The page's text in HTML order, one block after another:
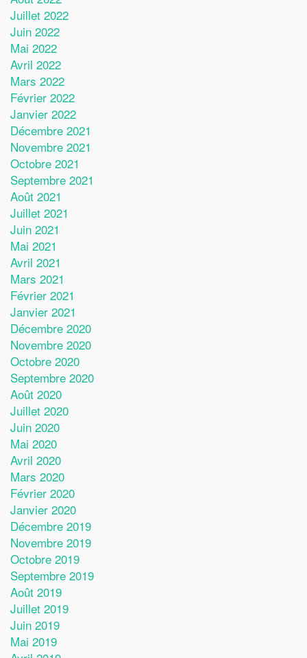
Juillet 2022
Juin 2022
Mai 2022
Avril 2022
Mars 2022
Février 2022
Janvier 2022
Décembre 2021
Novembre 2021
Octobre 2021
Septembre 2021
Août 2021
Juillet 2021
Juin 2021
Mai 2021
Avril 2021
Mars 2021
Février 2021
Janvier 2021
Décembre 2020
Novembre 2020
Octobre 2020
Septembre 2020
Août 2020
Juillet 2020
Juin 2020
Mai 2020
Avril 2020
Mars 2020
Février 2020
Janvier 2020
Décembre 2019
Novembre 2019
Octobre 2019
Septembre 2019
Août 2019
Juillet 2019
Juin 2019
Mai 2019